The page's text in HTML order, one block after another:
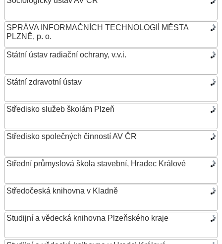
SPRÁVA INFORMAČNÍCH TECHNOLOGIÍ MĚSTA
PLZNĚ, p. o.
Státní ústav radiační ochrany, v.v.i.
Státní zdravotní ústav
Středisko služeb školám Plzeň
Středisko společných činností AV ČR
Střední průmyslová škola stavební, Hradec Králové
Středočeská knihovna v Kladně
Studijní a vědecká knihovna Plzeňského kraje